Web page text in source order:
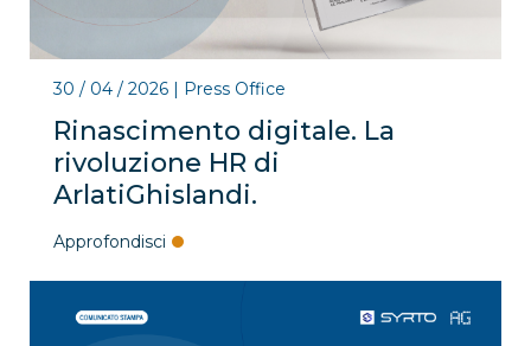
Rinascimento digitale. La
rivoluzione HR di
ArlatiGhislandi.
30 / 04 / 2026| Press Office
Approfondisci